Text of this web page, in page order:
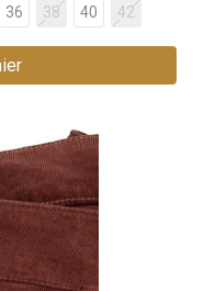
36 38 40 42